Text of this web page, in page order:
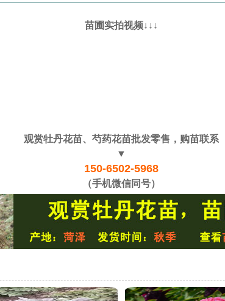
苗圃实拍视频↓↓↓
观赏牡丹花苗、芍药花苗批发零售，购苗联系
▼
150-6502-5968
（手机微信同号）